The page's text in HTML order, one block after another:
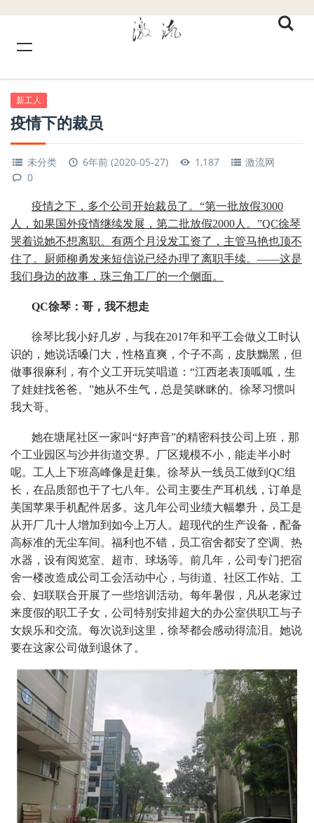
新工人
疫情下的裁员
未分类 6年前 (2020-05-27) 1,187
激流网
0
疫情之下，多个公司开始裁员了。“第一批放假3000
人，如果国外疫情继续发展，第二批放假2000人。”QC徐琴
哭着说她不想离职。有两个月没发工资了，主管马艳也顶不
住了。厨师柳勇发来短信说已经办理了离职手续。——这是
我们身边的故事，珠三角工厂的一个侧面。
QC徐琴：哥，我不想走
徐琴比我小好几岁，与我在2017年和平工会做义工时认
识的，她说话嗓门大，性格直爽，个子不高，皮肤黝黑，但
做事很麻利，有个义工开玩笑唱道：“江西老表顶呱呱，生
了娃娃找爸爸。”她从不生气，总是笑眯眯的。徐琴习惯叫
我大哥。
她在塘尾社区一家叫“好声音”的精密科技公司上班，那
个工业园区与沙井街道交界。厂区规模不小，能走半小时
呢。工人上下班高峰像是赶集。徐琴从一线员工做到QC组
长，在品质部也干了七八年。公司主要生产耳机线，订单是
美国苹果手机配件居多。这几年公司业绩大幅攀升，员工是
从开厂几十人增加到如今上万人。超现代的生产设备，配备
高标准的无尘车间。福利也不错，员工宿舍都安了空调、热
水器，设有阅览室、超市、球场等。前几年，公司专门把宿
舍一楼改造成公司工会活动中心，与街道、社区工作站、工
会、妇联联合开展了一些培训活动。每年暑假，凡从老家过
来度假的职工子女，公司特别安排超大的办公室供职工与子
女娱乐和交流。每次说到这里，徐琴都会感动得流泪。她说
要在这家公司做到退休了。